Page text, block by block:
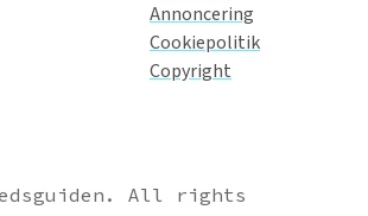
Annoncering
Cookiepolitik
Copyright
All rights